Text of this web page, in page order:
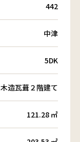
442
中津
5DK
木造瓦葺２階建て
121.28 ㎡